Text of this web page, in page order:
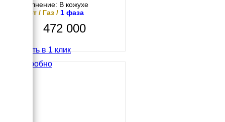
Исполнение: В кожухе
10 кВт / Газ / 1 фаза
472 000
Купить в 1 клик
Подробно